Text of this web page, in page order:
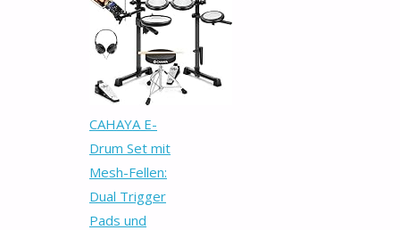
CAHAYA E-
Drum Set mit
Mesh-Fellen:
Dual Trigger
Pads und